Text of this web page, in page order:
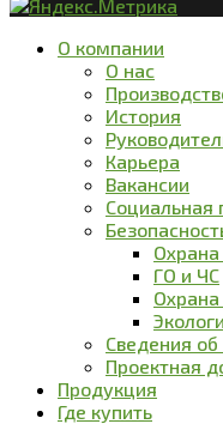
О компании
О нас
История
Карьера
Вакансии
Социальная
Охрана
ГО и ЧС
Сведения об
Проектная
Продукция
Где купить